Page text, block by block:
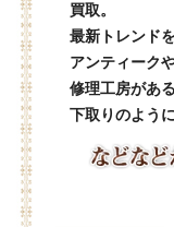
買取。
最新トレンド
アンティーク
修理工房があ
下取りのよう